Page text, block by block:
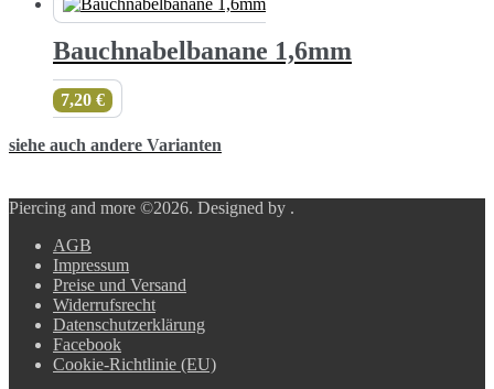
Bauchnabelbanane 1,6mm
7,20 €
siehe auch andere Varianten
Piercing and more ©2026. Designed by .
AGB
Impressum
Preise und Versand
Widerrufsrecht
Datenschutzerklärung
Facebook
Cookie-Richtlinie (EU)